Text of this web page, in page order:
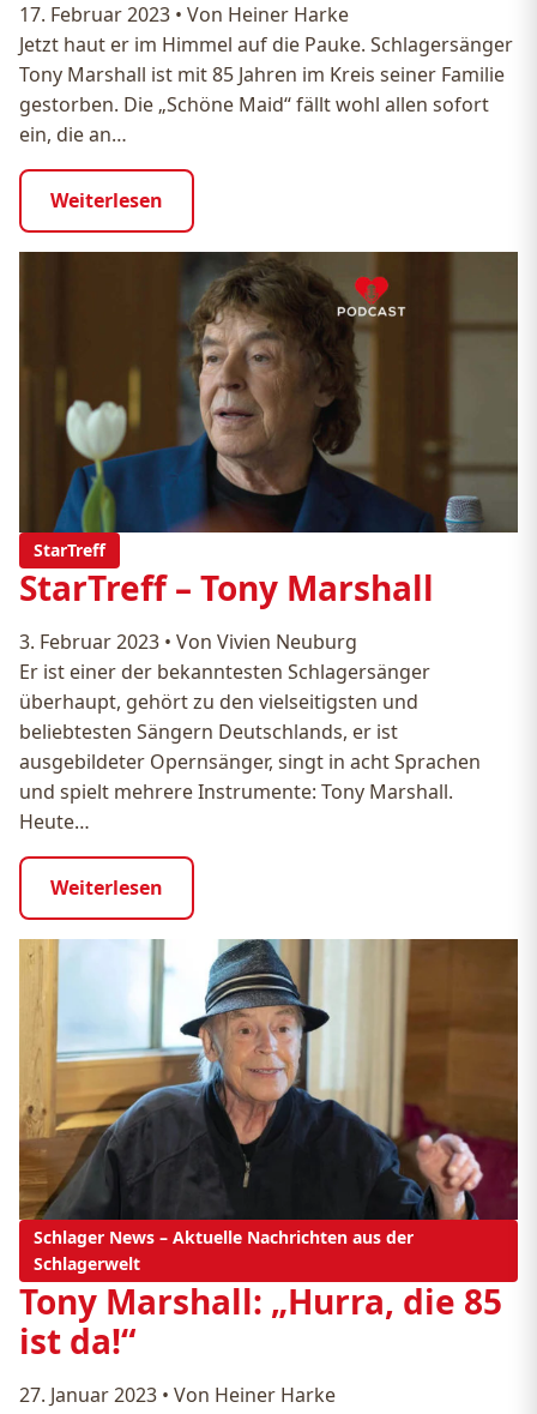
17. Februar 2023 • Von Heiner Harke
Jetzt haut er im Himmel auf die Pauke. Schlagersänger
Tony Marshall ist mit 85 Jahren im Kreis seiner Familie
gestorben. Die „Schöne Maid“ fällt wohl allen sofort
ein, die an…
Weiterlesen
StarTreff
StarTreff – Tony Marshall
3. Februar 2023 • Von Vivien Neuburg
Er ist einer der bekanntesten Schlagersänger
überhaupt, gehört zu den vielseitigsten und
beliebtesten Sängern Deutschlands, er ist
ausgebildeter Opernsänger, singt in acht Sprachen
und spielt mehrere Instrumente: Tony Marshall.
Heute…
Weiterlesen
Schlager News – Aktuelle Nachrichten aus der
Schlagerwelt
Tony Marshall: „Hurra, die 85
ist da!“
27. Januar 2023 • Von Heiner Harke